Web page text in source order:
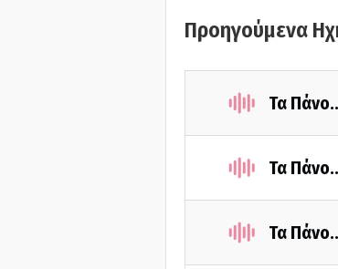
Προηγούμενα
Τα
Τα
Τα